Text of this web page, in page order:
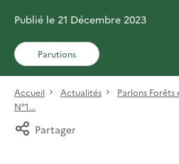
Publié le 21 Décembre 2023
Parutions
Accueil Actualités
Parlons Forêts
N°1...
Partager